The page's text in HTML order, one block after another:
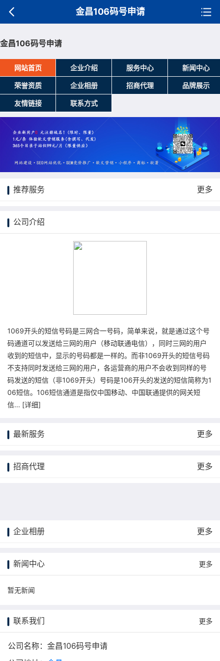
金昌106码号申请
金昌106码号申请
网站首页 企业介绍 服务中心 新闻中心
荣誉资质 企业相册 招商代理 品牌展示
友情链接 联系方式
推荐服务 更多
公司介绍
1069开头的短信号码是三网合一号码，简单来说，就是通过这个号
码通道可以发送给三网的用户（移动联通电信），同时三网的用户
收到的短信中，显示的号码都是一样的。而非1069开头的短信号码
不支持同时发送给三网的用户，各运营商的用户不会收到同样的号
码发送的短信（非1069开头）号码是106开头的发送的短信简称为1
06短信。106短信通道是指仅中国移动、中国联通提供的网关短
信... [详细]
最新服务 更多
招商代理 更多
企业相册 更多
新闻中心 更多
暂无新闻
联系我们 更多
公司名称：金昌106码号申请